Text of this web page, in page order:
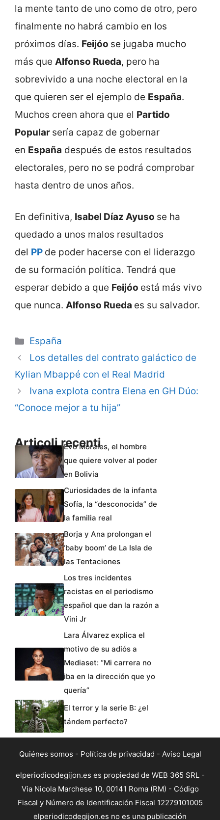
la mente tanto de uno como de otro, pero
finalmente no habrá cambio en los
próximos días. Feijóo se jugaba mucho
más que Alfonso Rueda, pero ha
sobrevivido a una noche electoral en la
que quieren ser el ejemplo de España.
Muchos creen ahora que el Partido
Popular sería capaz de gobernar
en España después de estos resultados
electorales, pero no se podrá comprobar
hasta dentro de unos años.
En definitiva, Isabel Díaz Ayuso se ha
quedado a unos malos resultados
del PP de poder hacerse con el liderazgo
de su formación política. Tendrá que
esperar debido a que Feijóo está más vivo
que nunca. Alfonso Rueda es su salvador.
Categorie
España
Los detalles del contrato galáctico de
Kylian Mbappé con el Real Madrid
Ivana explota contra Elena en GH Dúo:
“Conoce mejor a tu hija”
Articoli recentiEvo Morales, el hombre
que quiere volver al poder
en Bolivia
Curiosidades de la infanta
Sofía, la “desconocida” de
la familia real
Borja y Ana prolongan el
‘baby boom’ de La Isla de
las Tentaciones
Los tres incidentes
racistas en el periodismo
español que dan la razón a
Vini Jr
Lara Álvarez explica el
motivo de su adiós a
Mediaset: “Mi carrera no
iba en la dirección que yo
quería”
El terror y la serie B: ¿el
tándem perfecto?
Quiénes somos - Política de privacidad - Aviso Legal
elperiodicodegijon.es es propiedad de WEB 365 SRL -
Via Nicola Marchese 10, 00141 Roma (RM) - Código
Fiscal y Número de Identificación Fiscal 12279101005
elperiodicodegijon.es no es una publicación